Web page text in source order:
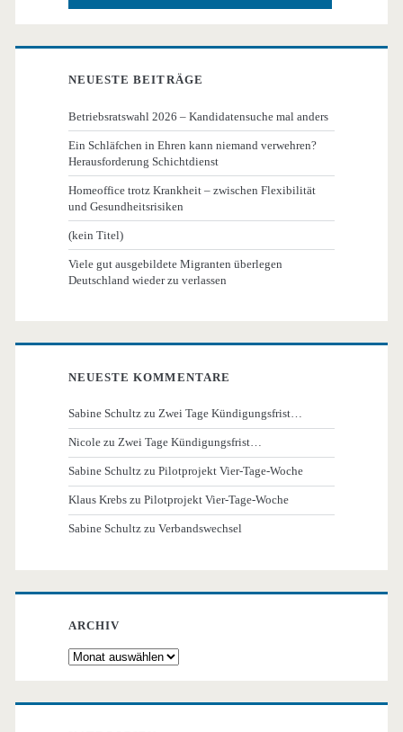
NEUESTE BEITRÄGE
Betriebsratswahl 2026 – Kandidatensuche mal anders
Ein Schläfchen in Ehren kann niemand verwehren?
Herausforderung Schichtdienst
Homeoffice trotz Krankheit – zwischen Flexibilität
und Gesundheitsrisiken
(kein Titel)
Viele gut ausgebildete Migranten überlegen
Deutschland wieder zu verlassen
NEUESTE KOMMENTARE
Sabine Schultz zuZwei Tage Kündigungsfrist…
Nicole zuZwei Tage Kündigungsfrist…
Sabine Schultz zuPilotprojekt Vier-Tage-Woche
Klaus Krebs zuPilotprojekt Vier-Tage-Woche
Sabine Schultz zuVerbandswechsel
ARCHIV
Archiv